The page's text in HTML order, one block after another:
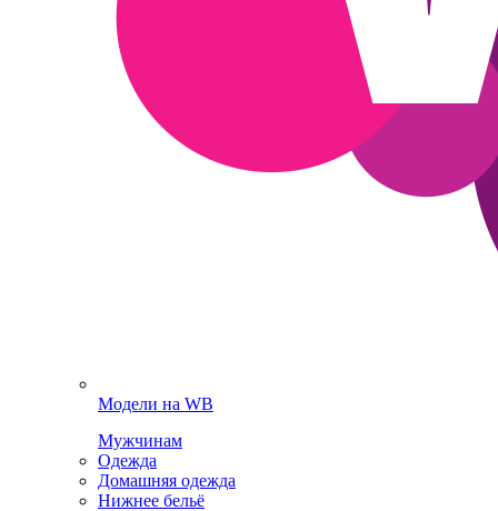
Модели на WB
Мужчинам
Одежда
Домашняя одежда
Нижнее бельё